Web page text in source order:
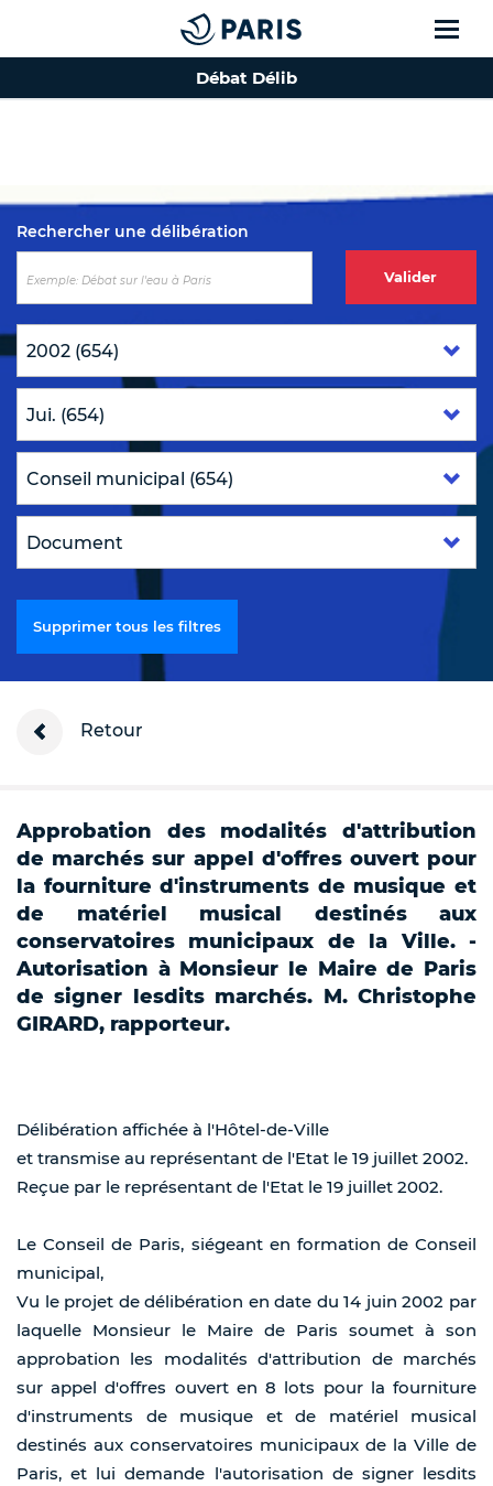
Top of the page
Débat Délib
Rechercher une délibération
Valider
Supprimer tous les filtres
Retour
Approbation des modalités d'attribution
de marchés sur appel d'offres ouvert pour
la fourniture d'instruments de musique et
de matériel musical destinés aux
conservatoires municipaux de la Ville. -
Autorisation à Monsieur le Maire de Paris
de signer lesdits marchés. M. Christophe
GIRARD, rapporteur.
Délibération affichée à l'Hôtel-de-Ville
et transmise au représentant de l'Etat le 19 juillet 2002.
Reçue par le représentant de l'Etat le 19 juillet 2002.
Le Conseil de Paris, siégeant en formation de Conseil
municipal,
Vu le projet de délibération en date du 14 juin 2002 par
laquelle Monsieur le Maire de Paris soumet à son
approbation les modalités d'attribution de marchés
sur appel d'offres ouvert en 8 lots pour la fourniture
d'instruments de musique et de matériel musical
destinés aux conservatoires municipaux de la Ville de
Paris, et lui demande l'autorisation de signer lesdits